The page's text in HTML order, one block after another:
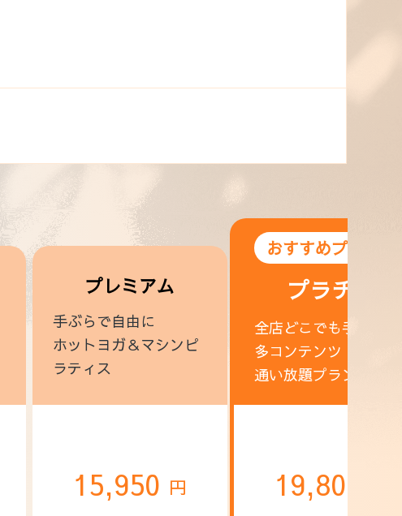
プレミアム
手ぶらで自由に
ホットヨガ＆マシンピ
ラティス
おすすめプラン！
プラチナ
全店どこでも手ぶらで
多コンテンツ
通い放題プラン
15,950 円 19,800